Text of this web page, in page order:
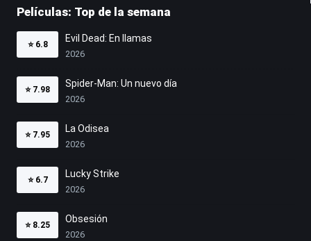
Películas: Top de la semana
⭐ 6.8
Evil Dead: En llamas
2026
⭐ 7.98
Spider-Man: Un nuevo día
2026
⭐ 7.95
La Odisea
2026
⭐ 6.7
Lucky Strike
2026
⭐ 8.25
Obsesión
2026